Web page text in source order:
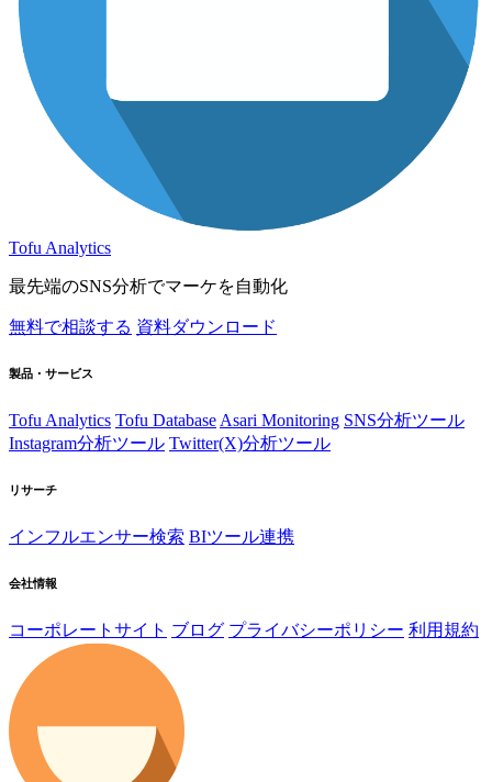
Tofu Analytics
最先端のSNS分析でマーケを自動化
無料で相談する 資料ダウンロード
製品・サービス
Tofu Analytics Tofu Database Asari Monitoring SNS分析ツール
Instagram分析ツール Twitter(X)分析ツール
リサーチ
インフルエンサー検索 BIツール連携
会社情報
コーポレートサイト ブログ プライバシーポリシー 利用規約